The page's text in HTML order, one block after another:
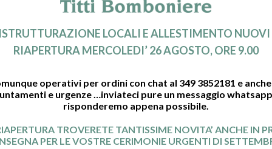
e completa esposizione di bomboniere
LOCALI E ALLESTIMENTO
RIAPERTURA MERCOLEDI’ 26 AGOSTO, ORE 9.00
operativi per ordini con chat al 349 3852181 e
e urgenze …inviateci pure un messaggio
risponderemo appena possibile.
TROVERETE TANTISSIME NOVITA’ ANCHE IN
PER LE VOSTRE CERIMONIE URGENTI DI